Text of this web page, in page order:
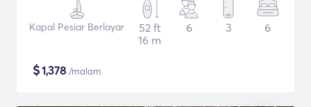
Kapal Pesiar Berlayar
52 ft
16 m
6 3 6
$1,378 /malam